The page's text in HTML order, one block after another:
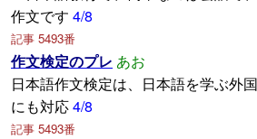
作文です 4/8
記事 5493番
作文検定のプレ あお
日本語作文検定は、日本語を学ぶ外
にも対応4/8
記事 5493番